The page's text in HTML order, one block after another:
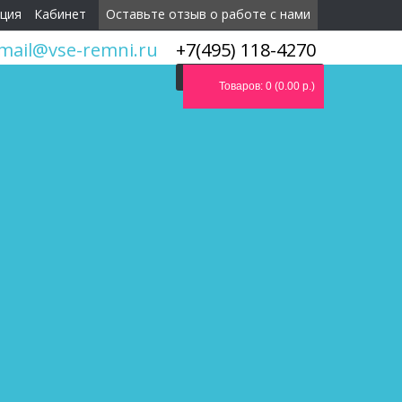
Оставьте отзыв о работе с нами
Кабинет
+7(495) 118-4270
remni.ru
Товаров: 0 (0.00 р.)